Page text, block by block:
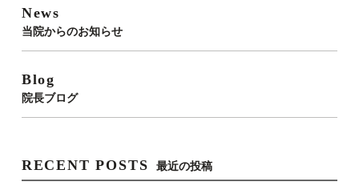
News
当院からのお知らせ
Blog
院長ブログ
RECENT POSTS 最近の投稿